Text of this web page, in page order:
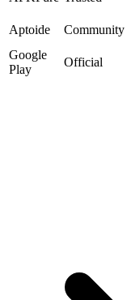
Aptoide
Community
Google
Play
Official